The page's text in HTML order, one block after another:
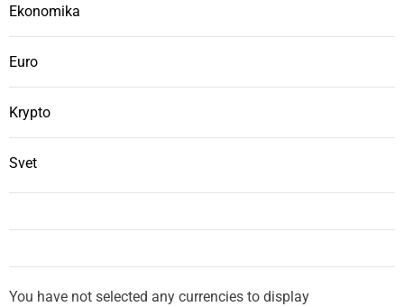
Ekonomika
Euro
Krypto
Svet
You have not selected any currencies to display